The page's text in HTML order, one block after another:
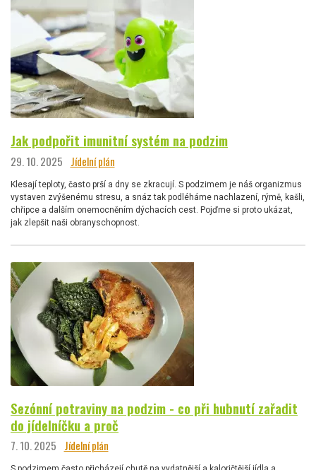
Jak podpořit imunitní systém na podzim
29. 10. 2025 Jídelní plán
Klesají teploty, často prší a dny se zkracují. S podzimem je náš organizmus
vystaven zvýšenému stresu, a snáz tak podléháme nachlazení, rýmě, kašli,
chřipce a dalším onemocněním dýchacích cest. Pojďme si proto ukázat,
jak zlepšit naši obranyschopnost.
Sezónní potraviny na podzim - co při hubnutí zařadit
do jídelníčku a proč
7. 10. 2025 Jídelní plán